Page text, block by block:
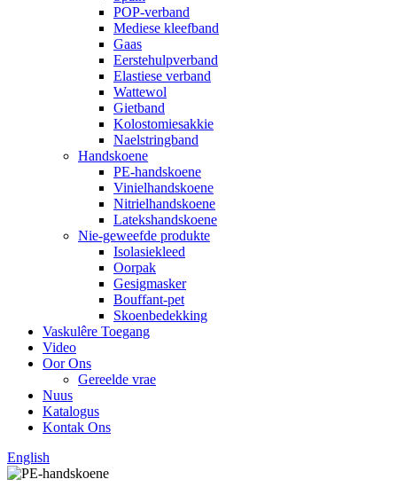
POP-verband
Mediese kleefband
Gaas
Eerstehulpverband
Elastiese verband
Wattewol
Gietband
Kolostomiesakkie
Naelstringband
Handskoene
PE-handskoene
Vinielhandskoene
Nitrielhandskoene
Latekshandskoene
Nie-geweefde produkte
Isolasiekleed
Oorpak
Gesigmasker
Bouffant-pet
Skoenbedekking
Vaskulêre Toegang
Video
Oor Ons
Gereelde vrae
Nuus
Katalogus
Kontak Ons
English